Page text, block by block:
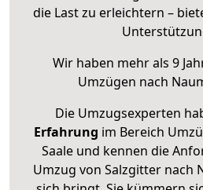
die Last zu erleichtern –
Wir haben mehr als 9
Umzügen nach
Die Umzugsexperten
Erfahrung im Bereich
Saale und kennen die
Umzug von Salzgitter nach